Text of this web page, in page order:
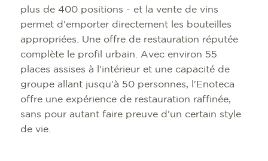
plus de 400 positions - et la vente de vins
permet d'emporter directement les bouteilles
appropriées. Une offre de restauration réputée
complète le profil urbain. Avec environ 55
places assises à l'intérieur et une capacité de
groupe allant jusqu'à 50 personnes, l'Enoteca
offre une expérience de restauration raffinée,
sans pour autant faire preuve d'un certain style
de vie.